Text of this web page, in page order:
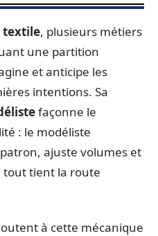
textile, plusieurs métiers
une partition
et anticipe les
intentions. Sa
façonne le
: le modéliste
ajuste volumes et
tout tient la route
à cette mécanique